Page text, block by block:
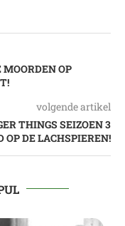
OP
volgende artikel
THINGS SEIZOEN 3
OP DE LACHSPIEREN!